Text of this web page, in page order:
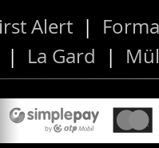
Alert |
| La Gard |